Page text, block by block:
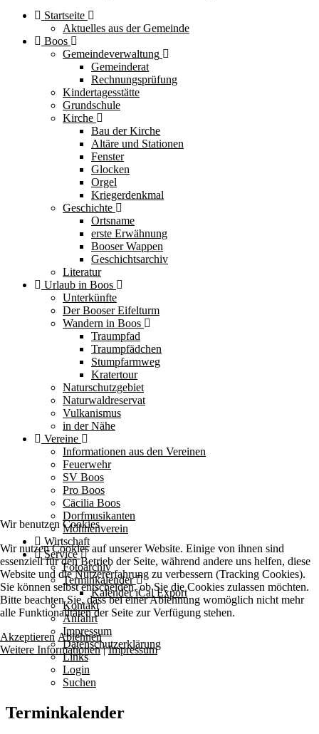
Startseite
Aktuelles aus der Gemeinde
Boos
Gemeindeverwaltung
Gemeinderat
Rechnungsprüfung
Kindertagesstätte
Grundschule
Kirche
Bau der Kirche
Altäre und Stationen
Fenster
Glocken
Orgel
Kriegerdenkmal
Geschichte
Ortsname
erste Erwähnung
Booser Wappen
Geschichtsarchiv
Literatur
Urlaub in Boos
Unterkünfte
Der Booser Eifelturm
Wandern in Boos
Traumpfad
Traumpfädchen
Stumpfarmweg
Kratertour
Naturschutzgebiet
Naturwaldreservat
Vulkanismus
in der Nähe
Vereine
Informationen aus den Vereinen
Feuerwehr
SV Boos
Pro Boos
Cäcilia Boos
Dorfmusikanten
Möhnenverein
Wirtschaft
Service
Fotoarchiv
Terminkalender
Kalender iCal Export
Kontakt
Anfahrt
Impressum
Datenschutzerklärung
Links
Login
Suchen
Terminkalender
Wir benutzen Cookies
Wir nutzen Cookies auf unserer Website. Einige von ihnen sind
essenziell für den Betrieb der Seite, während andere uns helfen, diese
Website und die Nutzererfahrung zu verbessern (Tracking Cookies).
Sie können selbst entscheiden, ob Sie die Cookies zulassen möchten.
Bitte beachten Sie, dass bei einer Ablehnung womöglich nicht mehr
alle Funktionalitäten der Seite zur Verfügung stehen.
Akzeptieren Ablehnen
Weitere Informationen|Impressum